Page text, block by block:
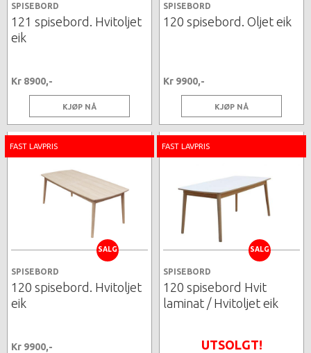
SPISEBORD
121 spisebord. Hvitoljet
eik
Kr 8900,-
KJØP NÅ
SPISEBORD
120 spisebord. Oljet eik
Kr 9900,-
KJØP NÅ
FAST LAVPRIS
SALG
SPISEBORD
120 spisebord. Hvitoljet
eik
Kr 9900,-
FAST LAVPRIS
SALG
SPISEBORD
120 spisebord Hvit
laminat / Hvitoljet eik
UTSOLGT!